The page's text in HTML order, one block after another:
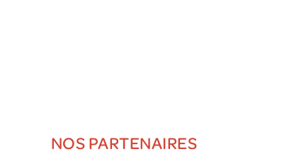
NOS PARTENAIRES